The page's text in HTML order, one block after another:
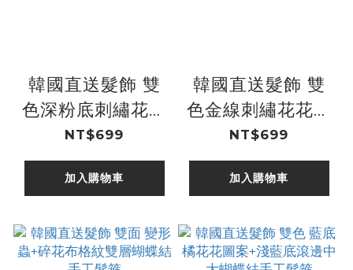
韓國直送髮飾 雙
色深粉底刺繡花花
光澤緞面中交叉結
寬版手工髮箍
NT$699
加入購物車
韓國直送髮飾 雙
色金線刺繡花花光
澤緞面中交叉結寬
版手工髮箍
NT$699
加入購物車